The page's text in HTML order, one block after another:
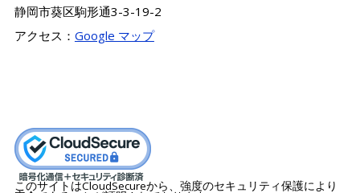
静岡市葵区駒形通3-3-19-2
アクセス： Google マップ
このサイトはCloudSecureから、強度のセキュリティ保護により